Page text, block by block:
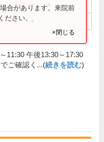
● ●
●
合があります。来院前
ださい。
×閉じる
11:30 午後13:30～17:30
ご確認く...(続きを読む)